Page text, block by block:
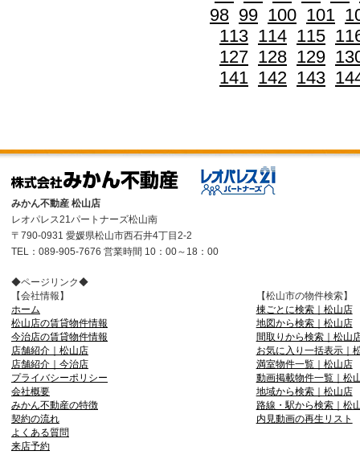
98 99 100 101
113 114 115
127 128 129
141 142 143
みかん不動産 松山店
レオパレス21パートナーズ松山南
〒790-0931 愛媛県松山市西石井4丁目2-2
TEL：089-905-7676 営業時間 10：00～18：00
◆ページリンク◆
【会社情報】
ホーム
松山店の賃貸物件情報
今治店の賃貸物件情報
店舗紹介｜松山店
店舗紹介｜今治店
プライバシーポリシー
会社概要
みかん不動産の特徴
契約の流れ
よくある質問
来店予約
【松山市の物件検索】
棟ごとに検索｜松山店
地図から検索｜松山店
間取りから検索｜松山
お気に入り一括表示｜
満室物件一覧｜松山店
動画掲載物件一覧｜松
地域から検索｜松山店
路線・駅から検索｜松
内見動画の再生リスト